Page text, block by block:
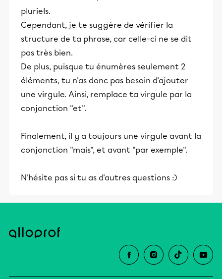
pluriels.
Cependant, je te suggère de vérifier la
structure de ta phrase, car celle-ci ne se dit
pas très bien.
De plus, puisque tu énumères seulement 2
éléments, tu n'as donc pas besoin d'ajouter
une virgule. Ainsi, remplace ta virgule par la
conjonction "et".
Finalement, il y a toujours une virgule avant la
conjonction "mais", et avant "par exemple".
N'hésite pas si tu as d'autres questions :)